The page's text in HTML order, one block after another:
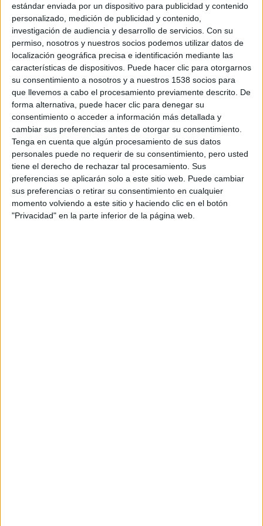
estándar enviada por un dispositivo para publicidad y contenido
personalizado, medición de publicidad y contenido,
investigación de audiencia y desarrollo de servicios. Con su
permiso, nosotros y nuestros socios podemos utilizar datos de
localización geográfica precisa e identificación mediante las
características de dispositivos. Puede hacer clic para otorgarnos
su consentimiento a nosotros y a nuestros 1538 socios para
que llevemos a cabo el procesamiento previamente descrito. De
forma alternativa, puede hacer clic para denegar su
consentimiento o acceder a información más detallada y
cambiar sus preferencias antes de otorgar su consentimiento.
Tenga en cuenta que algún procesamiento de sus datos
personales puede no requerir de su consentimiento, pero usted
tiene el derecho de rechazar tal procesamiento. Sus
preferencias se aplicarán solo a este sitio web. Puede cambiar
sus preferencias o retirar su consentimiento en cualquier
momento volviendo a este sitio y haciendo clic en el botón
"Privacidad" en la parte inferior de la página web.
sin apenas cambios de decorados, y con toda la atención del
espectador sobre ellos y sus reacciones.
He de admitir que siempre he sentido predilección porErnesto
Alterioy nunca me defrauda en sus papeles, no sólo como
protagonista sino también de reparto, pues no son pocas las veces
que con poco tiempo en pantalla es capaz de cargar sobre él todo el
peso de una película y que los protagonistas queden en segundo
plano. En esta ocasión se le brinda la oportunidad de manejar con
soltura un personaje para el que ha tenido que preparar
perfectamente hasta el último pestañeo pues no hay momento en el
que no estemos viendo cada gesto y movimiento, y plasma en
pantalla toda la emoción y tensión de alguien con un gran dilema
profesional, pero también personal, que se encuentra cansado de
todo y con ganas de cambios en la vida.
Por otro ladoClara Lagome ha sorprendido para bien. No voy a
discutir que es una gran actriz, pero lo que nos ofrece enCrónica de
una tormentaes un trabajo actoral perfecto, siendo la réplica idónea
paraAlterio, manejando con soltura todas las conversaciones y
acertando en cada expresión justo cuando la conversación lo